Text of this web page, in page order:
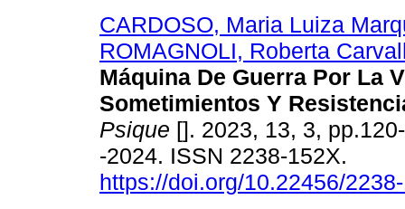
CARDOSO, Maria Luiza
ROMAGNOLI, Roberta
Máquina De Guerra Por La
Sometimientos Y
Psique []. 2023, 13, 3,
-2024. ISSN 2238-152X.
https://doi.org/10.22456/